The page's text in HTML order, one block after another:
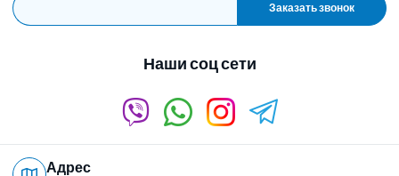
Заказать звонок
Наши соц сети
Адрес